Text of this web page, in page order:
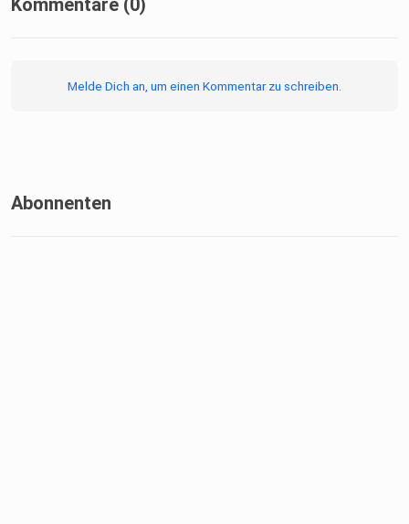
Kommentare (0)
Melde Dich an, um einen Kommentar zu schreiben.
Abonnenten